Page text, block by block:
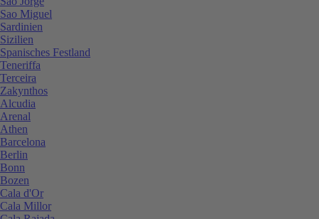
Sao Miguel
Sardinien
Sizilien
Spanisches Festland
Teneriffa
Terceira
Zakynthos
Alcudia
Arenal
Athen
Barcelona
Berlin
Bonn
Bozen
Cala d'Or
Cala Millor